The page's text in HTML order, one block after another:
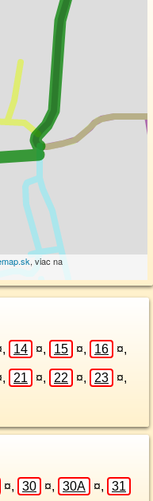
, viac na
, 14 ¤, 15 ¤, 16 ¤,
, 21 ¤, 22 ¤, 23 ¤,
¤, 30 ¤, 30A ¤, 31